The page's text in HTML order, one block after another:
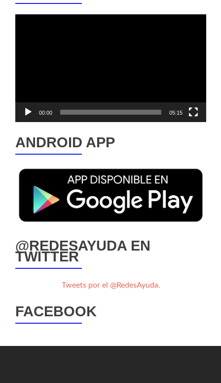
00:00 05:15
ANDROID APP
@REDESAYUDA EN
TWITTER
Tweets por el @RedesAyuda.
FACEBOOK